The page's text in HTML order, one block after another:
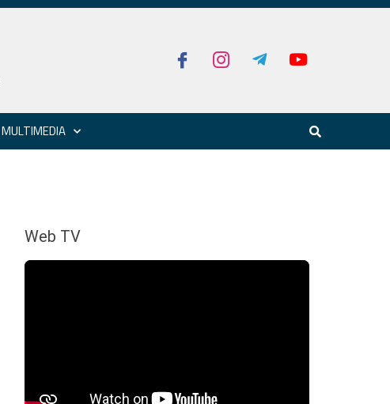
MULTIMEDIA
Web TV